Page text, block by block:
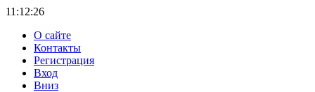
11:12:26
О сайте
Контакты
Регистрация
Вход
Вниз